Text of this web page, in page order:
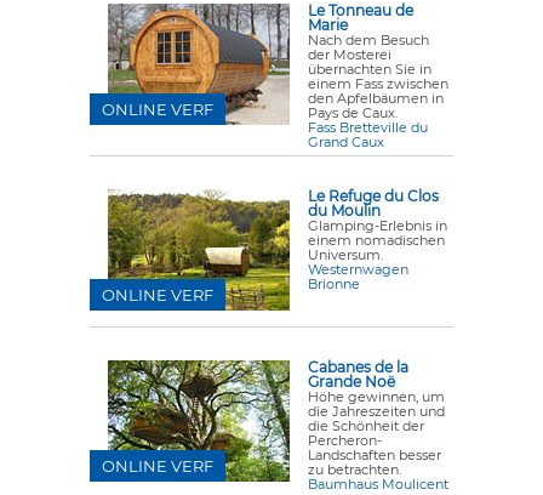
Le Tonneau de
Marie
Nach dem Besuch
der Mosterei
übernachten Sie in
einem Fass zwischen
den Apfelbäumen in
Pays de Caux.
Fass Bretteville du
Grand Caux
ONLINE VERF
Le Refuge du Clos
du Moulin
Glamping-Erlebnis in
einem nomadischen
Universum.
Westernwagen
Brionne
ONLINE VERF
Cabanes de la
Grande Noë
Höhe gewinnen, um
die Jahreszeiten und
die Schönheit der
Percheron-
Landschaften besser
zu betrachten.
Baumhaus Moulicent
ONLINE VERF